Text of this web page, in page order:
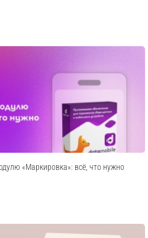
«Маркировка»: всё, что нужно